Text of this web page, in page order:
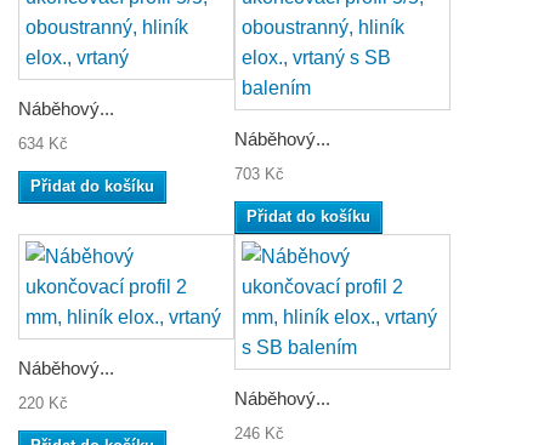
Náběhový...
634 Kč
Přidat do košíku
Náběhový...
703 Kč
Přidat do košíku
Náběhový...
220 Kč Náběhový...
246 Kč